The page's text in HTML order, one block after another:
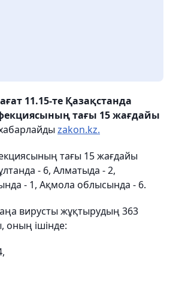
11.15-те Қазақстанда
тағы 15 жағдайы
zakon.kz.
тағы 15 жағдайы
- 6, Алматыда - 2,
- 1, Ақмола облысында - 6.
вирусты жұқтырудың 363
оның ішінде: